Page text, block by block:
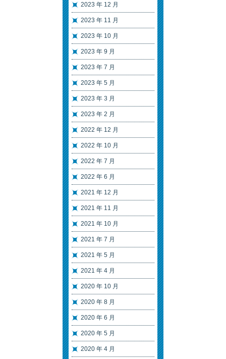
2023 年 12 月
2023 年 11 月
2023 年 10 月
2023 年 9 月
2023 年 7 月
2023 年 5 月
2023 年 3 月
2023 年 2 月
2022 年 12 月
2022 年 10 月
2022 年 7 月
2022 年 6 月
2021 年 12 月
2021 年 11 月
2021 年 10 月
2021 年 7 月
2021 年 5 月
2021 年 4 月
2020 年 10 月
2020 年 8 月
2020 年 6 月
2020 年 5 月
2020 年 4 月